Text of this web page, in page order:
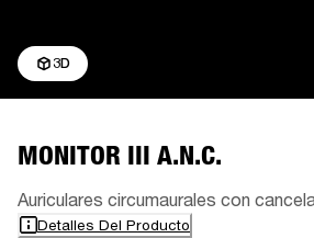
3D
MONITOR III A.N.C.
Auriculares circumaurales con
Detalles Del Producto